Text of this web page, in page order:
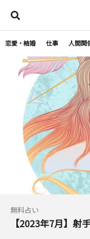
恋愛・結婚 仕事 人間関
無料占い
【2023年7月】射